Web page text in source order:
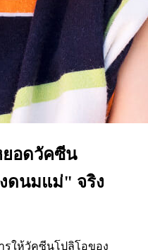
อดวัคซีน
ดนมแม่" จริง
รให้วัคซีนโปลิโอของ